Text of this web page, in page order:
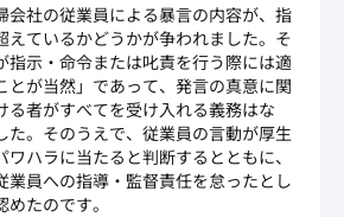
会社の従業員による暴言の内容が、指
えているかどうかが争われました。そ
指示・命令または叱責を行う際には適
とが当然」であって、発言の真意に関
る者がすべてを受け入れる義務はな
た。そのうえで、従業員の言動が厚生
ハラに当たると判断するとともに、
業員への指導・監督責任を怠ったとし
たのです。